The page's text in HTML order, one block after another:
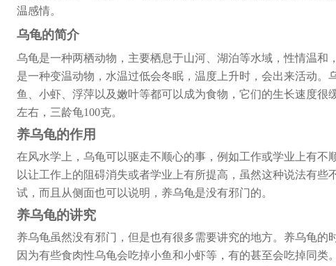
温感情。
乌龟的简介
乌龟是一种两栖动物，主要栖息于山河、湖泊等水域，性情温和
是一种变温动物，水温过低会冬眠，温度上升时，会出来活动。
鱼、小虾、浮萍以及嫩叶等都可以成为食物，它们的生长速度很
左右，三龄龟100克。
养乌龟的作用
在风水学上，乌龟可以驱走不顺心的事，例如工作或学业上有不
以让工作上的阻碍消失或者学业上有所提高，虽然这种说法有些
试，而且从侧面也可以说明，养乌龟是没有邪门的。
养乌龟的讲究
养乌龟虽然没有邪门，但是也有很多需要讲究的地方。养乌龟的
因为有些食肉性乌龟会吃掉小鱼和小虾等，有的甚至会吃掉同类